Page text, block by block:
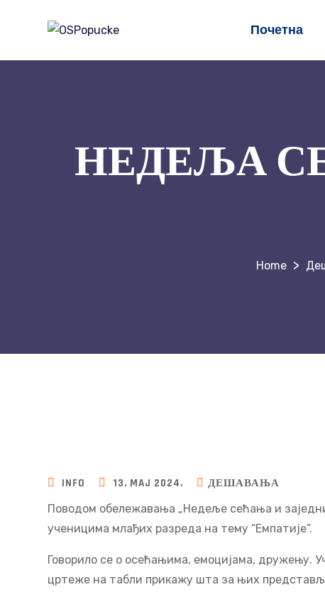
Почетна
НЕДЕЉА
>
INFO 13. MAJ 2024.
ДЕШАВАЊА
Поводом обележавања „Недеље сећања и
ученицима млађих разреда на тему “Емпатије”.
Говорило се о осећањима, емоцијама, дружењу.
цртеже на табли прикажу шта за њих